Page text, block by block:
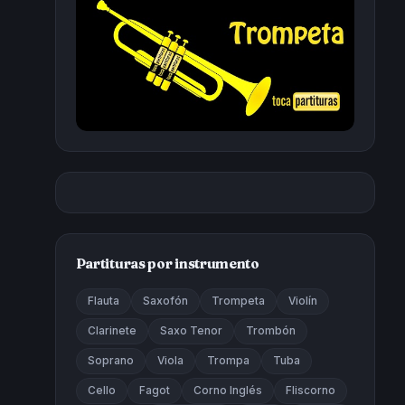
Partituras por instrumento
Flauta Saxofón Trompeta Violín
Clarinete Saxo Tenor Trombón
Soprano Viola Trompa Tuba
Cello Fagot Corno Inglés Fliscorno